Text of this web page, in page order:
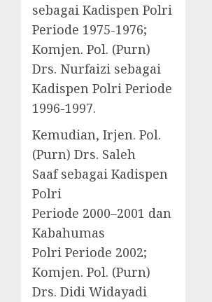
sebagai Kadispen Polri
Periode 1975-1976;
Komjen. Pol. (Purn)
Drs. Nurfaizi sebagai
Kadispen Polri Periode
1996-1997.
Kemudian, Irjen. Pol.
(Purn) Drs. Saleh
Saaf sebagai Kadispen
Polri
Periode 2000–2001 dan
Kabahumas
Polri Periode 2002;
Komjen. Pol. (Purn)
Drs. Didi Widayadi